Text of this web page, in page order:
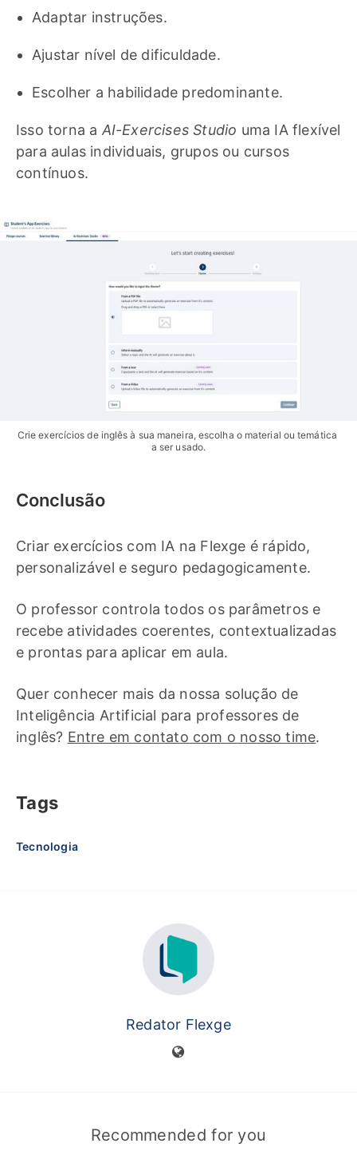
Adaptar instruções.
Ajustar nível de dificuldade.
Escolher a habilidade predominante.
Isso torna a AI-Exercises Studio uma IA flexível
para aulas individuais, grupos ou cursos
contínuos.
Crie exercícios de inglês à sua maneira, escolha o material ou temática
a ser usado.
Conclusão
Criar exercícios com IA na Flexge é rápido,
personalizável e seguro pedagogicamente.
O professor controla todos os parâmetros e
recebe atividades coerentes, contextualizadas
e prontas para aplicar em aula.
Quer conhecer mais da nossa solução de
Inteligência Artificial para professores de
inglês? Entre em contato com o nosso time.
Tags
Tecnologia
Redator Flexge
Recommended for you